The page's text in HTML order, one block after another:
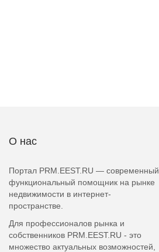
О нас
Портал PRM.EEST.RU — современный
функциональный помощник на рынке
недвижимости в интернет-
пространстве.
Для профессионалов рынка и
собственников PRM.EEST.RU - это
множество актуальных возможностей,